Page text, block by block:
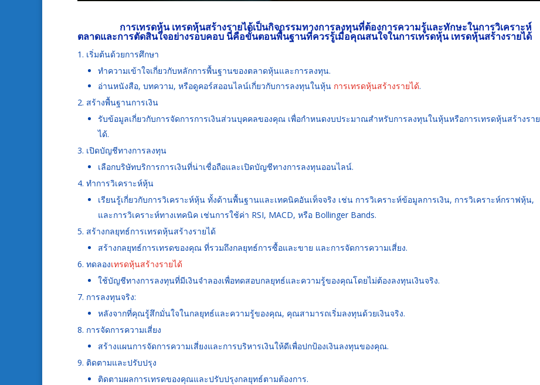
การเทรดหุ้นเทรดหุ้นสร้างรายได้เป็นกิจกรรมทางการลงทุนที่ต้องการความรู้และทักษะในการวิเคราะห์
ตลาดและการตัดสินใจอย่างรอบคอบ นี่คือขั้นตอนพื้นฐานที่ควรรู้เมื่อคุณสนใจในการเทรดหุ้นเทรดหุ้นสร้างรายได้
เริ่มต้นด้วยการศึกษา
ทำความเข้าใจเกี่ยวกับหลักการพื้นฐานของตลาดหุ้นและการลงทุน.
อ่านหนังสือ, บทความ, หรือดูคอร์สออนไลน์เกี่ยวกับการลงทุนในหุ้น การเทรดหุ้นสร้างรายได้.
สร้างพื้นฐานการเงิน
รับข้อมูลเกี่ยวกับการจัดการการเงินส่วนบุคคลของคุณ เพื่อกำหนดงบประมาณสำหรับการลงทุนในหุ้นหรือการเทรดหุ้นสร้างราย
ได้.
เปิดบัญชีทางการลงทุน
เลือกบริษัทบริการการเงินที่น่าเชื่อถือและเปิดบัญชีทางการลงทุนออนไลน์.
ทำการวิเคราะห์หุ้น
เรียนรู้เกี่ยวกับการวิเคราะห์หุ้น ทั้งด้านพื้นฐานและเทคนิคอันเท็จจริง เช่น การวิเคราะห์ข้อมูลการเงิน, การวิเคราะห์กราฟหุ้น,
และการวิเคราะห์ทางเทคนิค เช่นการใช้ค่า RSI, MACD, หรือ Bollinger Bands.
สร้างกลยุทธ์การเทรดหุ้นสร้างรายได้
สร้างกลยุทธ์การเทรดของคุณ ที่รวมถึงกลยุทธ์การซื้อและขาย และการจัดการความเสี่ยง.
ทดลองเทรดหุ้นสร้างรายได้
ใช้บัญชีทางการลงทุนที่มีเงินจำลองเพื่อทดสอบกลยุทธ์และความรู้ของคุณโดยไม่ต้องลงทุนเงินจริง.
การลงทุนจริง:
หลังจากที่คุณรู้สึกมั่นใจในกลยุทธ์และความรู้ของคุณ, คุณสามารถเริ่มลงทุนด้วยเงินจริง.
การจัดการความเสี่ยง
สร้างแผนการจัดการความเสี่ยงและการบริหารเงินให้ดีเพื่อปกป้องเงินลงทุนของคุณ.
ติดตามและปรับปรุง
ติดตามผลการเทรดของคุณและปรับปรุงกลยุทธ์ตามต้องการ.